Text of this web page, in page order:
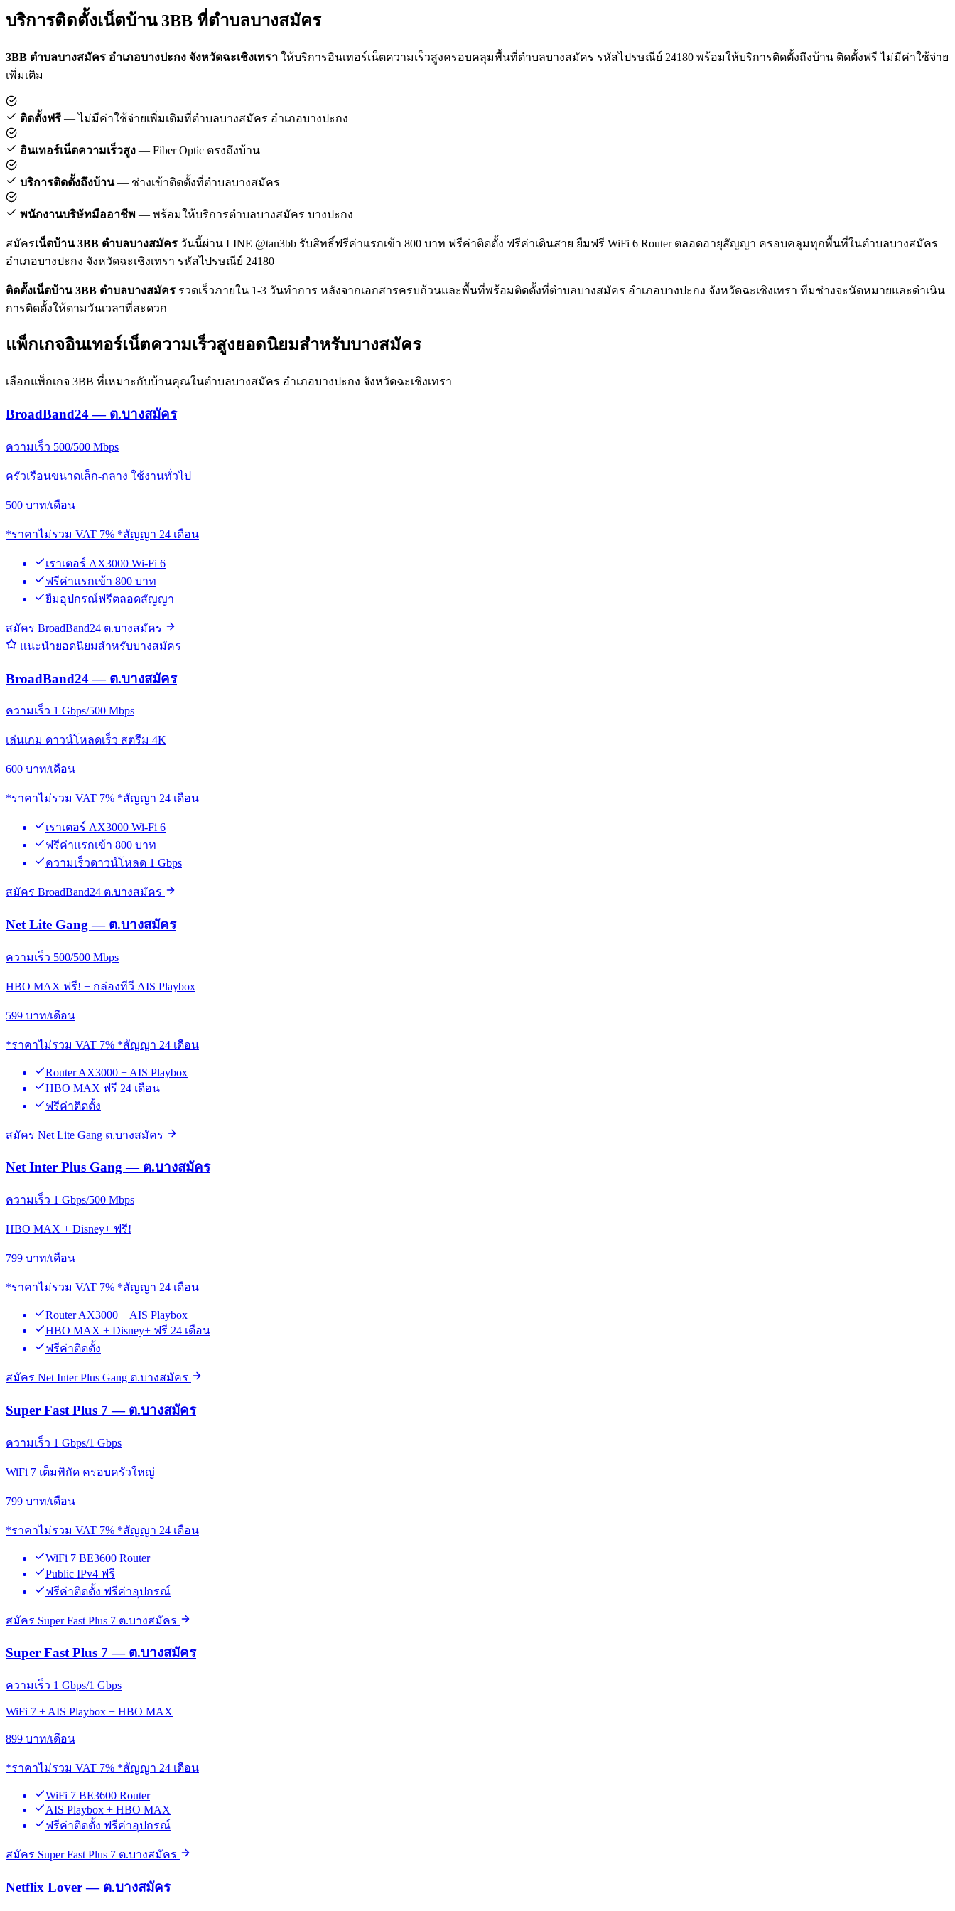
บริการติดตั้งเน็ตบ้าน 3BB ที่ตำบลบางสมัคร
3BB ตำบลบางสมัคร อำเภอบางปะกง จังหวัดฉะเชิงเทรา ให้บริการอินเทอร์เน็ตความเร็วสูงครอบคลุมพื้นที่ตำบลบางสมัคร รหัสไปรษณีย์ 24180 พร้อมให้บริการติดตั้งถึงบ้าน ติดตั้งฟรี ไม่มีค่าใช้จ่าย
เพิ่มเติม
ติดตั้งฟรี — ไม่มีค่าใช้จ่ายเพิ่มเติมที่ตำบลบางสมัคร อำเภอบางปะกง
อินเทอร์เน็ตความเร็วสูง — Fiber Optic ตรงถึงบ้าน
บริการติดตั้งถึงบ้าน— ช่างเข้าติดตั้งที่ตำบลบางสมัคร
พนักงานบริษัทมืออาชีพ — พร้อมให้บริการตำบลบางสมัคร บางปะกง
สมัครเน็ตบ้าน 3BB ตำบลบางสมัคร วันนี้ผ่าน LINE @tan3bb รับสิทธิ์ฟรีค่าแรกเข้า 800 บาท ฟรีค่าติดตั้ง ฟรีค่าเดินสาย ยืมฟรี WiFi 6 Router ตลอดอายุสัญญา ครอบคลุมทุกพื้นที่ในตำบลบางสมัคร
อำเภอบางปะกง จังหวัดฉะเชิงเทรา รหัสไปรษณีย์ 24180
ติดตั้งเน็ตบ้าน 3BB ตำบลบางสมัคร รวดเร็วภายใน 1-3 วันทำการ หลังจากเอกสารครบถ้วนและพื้นที่พร้อมติดตั้งที่ตำบลบางสมัคร อำเภอบางปะกง จังหวัดฉะเชิงเทรา ทีมช่างจะนัดหมายและดำเนิน
การติดตั้งให้ตามวันเวลาที่สะดวก
แพ็กเกจอินเทอร์เน็ตความเร็วสูงยอดนิยมสำหรับบางสมัคร
เลือกแพ็กเกจ 3BB ที่เหมาะกับบ้านคุณในตำบลบางสมัคร อำเภอบางปะกง จังหวัดฉะเชิงเทรา
BroadBand24 — ต.บางสมัคร
ความเร็ว 500/500 Mbps
ครัวเรือนขนาดเล็ก-กลาง ใช้งานทั่วไป
500 บาท/เดือน
*ราคาไม่รวม VAT 7% *สัญญา 24 เดือน
เราเตอร์ AX3000 Wi-Fi 6
ฟรีค่าแรกเข้า 800 บาท
ยืมอุปกรณ์ฟรีตลอดสัญญา
สมัคร BroadBand24 ต.บางสมัคร
แนะนำยอดนิยมสำหรับบางสมัคร
BroadBand24 — ต.บางสมัคร
ความเร็ว 1 Gbps/500 Mbps
เล่นเกม ดาวน์โหลดเร็ว สตรีม 4K
600 บาท/เดือน
*ราคาไม่รวม VAT 7% *สัญญา 24 เดือน
เราเตอร์ AX3000 Wi-Fi 6
ฟรีค่าแรกเข้า 800 บาท
ความเร็วดาวน์โหลด 1 Gbps
สมัคร BroadBand24 ต.บางสมัคร
Net Lite Gang — ต.บางสมัคร
ความเร็ว 500/500 Mbps
HBO MAX ฟรี! + กล่องทีวี AIS Playbox
599 บาท/เดือน
*ราคาไม่รวม VAT 7% *สัญญา 24 เดือน
Router AX3000 + AIS Playbox
HBO MAX ฟรี 24 เดือน
ฟรีค่าติดตั้ง
สมัคร Net Lite Gang ต.บางสมัคร
Net Inter Plus Gang — ต.บางสมัคร
ความเร็ว 1 Gbps/500 Mbps
HBO MAX + Disney+ ฟรี!
799 บาท/เดือน
*ราคาไม่รวม VAT 7% *สัญญา 24 เดือน
Router AX3000 + AIS Playbox
HBO MAX + Disney+ ฟรี 24 เดือน
ฟรีค่าติดตั้ง
สมัคร Net Inter Plus Gang ต.บางสมัคร
Super Fast Plus 7 — ต.บางสมัคร
ความเร็ว 1 Gbps/1 Gbps
WiFi 7 เต็มพิกัด ครอบครัวใหญ่
799 บาท/เดือน
*ราคาไม่รวม VAT 7% *สัญญา 24 เดือน
WiFi 7 BE3600 Router
Public IPv4 ฟรี
ฟรีค่าติดตั้ง ฟรีค่าอุปกรณ์
สมัคร Super Fast Plus 7 ต.บางสมัคร
Super Fast Plus 7 — ต.บางสมัคร
ความเร็ว 1 Gbps/1 Gbps
WiFi 7 + AIS Playbox + HBO MAX
899 บาท/เดือน
*ราคาไม่รวม VAT 7% *สัญญา 24 เดือน
WiFi 7 BE3600 Router
AIS Playbox + HBO MAX
ฟรีค่าติดตั้ง ฟรีค่าอุปกรณ์
สมัคร Super Fast Plus 7 ต.บางสมัคร
Netflix Lover — ต.บางสมัคร